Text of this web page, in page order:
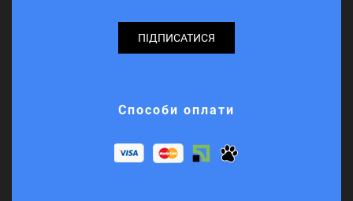
ПІДПИСАТИСЯ
Способи оплати